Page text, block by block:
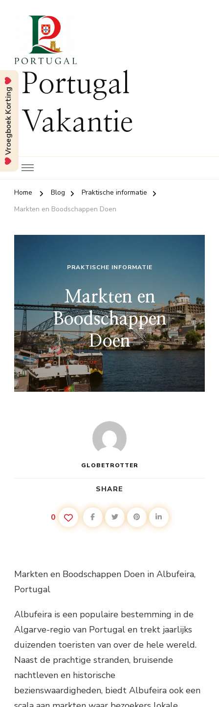
Portugal
Vakantie
Home Blog
Praktische informatie
Markten en Boodschappen Doen
PRAKTISCHE INFORMATIE
Markten en
Boodschappen
Doen
GLOBETROTTER
SHARE
0
Markten en Boodschappen Doen in Albufeira,
Portugal
Albufeira is een populaire bestemming in de
Algarve-regio van Portugal en trekt jaarlijks
duizenden toeristen van over de hele wereld.
Naast de prachtige stranden, bruisende
nachtleven en historische
bezienswaardigheden, biedt Albufeira ook een
Vroegboek Korting